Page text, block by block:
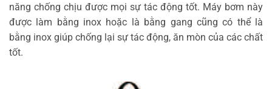
năng chống chịu được mọi sự tác động tốt. Máy bơm này
được làm bằng inox hoặc là bằng gang cũng có thể là
bằng inox giúp chống lại sự tác động, ăn mòn của các chất
tốt.